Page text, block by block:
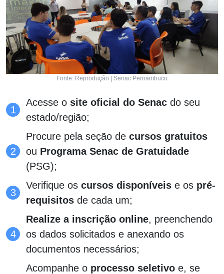
Fonte: Reprodução | Senac Pernambuco
Acesse o site oficial do Senac do seu
estado/região;
Procure pela seção de cursos gratuitos
ou Programa Senac de Gratuidade
(PSG);
Verifique os cursos disponíveis e os pré-
requisitos de cada um;
Realize a inscrição online, preenchendo
os dados solicitados e anexando os
documentos necessários;
Acompanhe o processo seletivo e, se